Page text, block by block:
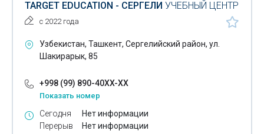
TARGET EDUCATION - СЕРГЕЛИ УЧЕБНЫЙ ЦЕНТР
с 2022 года
Узбекистан, Ташкент, Сергелийский район, ул.
Шакирарык, 85
+998 (99) 890-40XX-XX
Показать номер
Сегодня
Перерыв
Нет информации
Нет информации